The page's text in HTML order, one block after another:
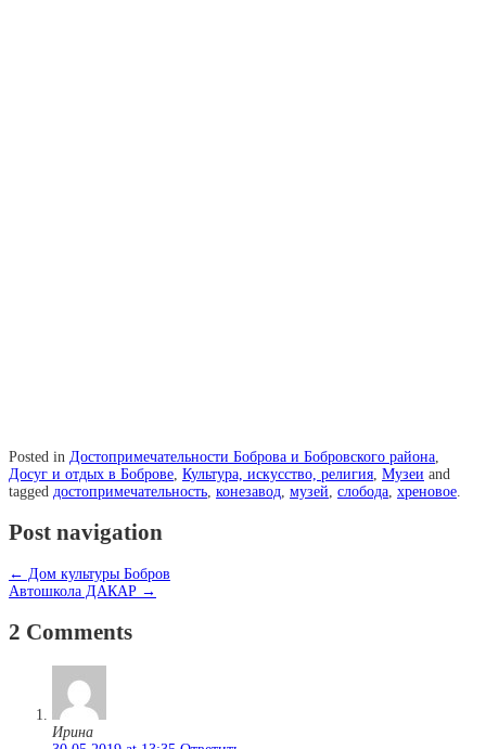
Posted in Достопримечательности Боброва и Бобровского района
Досуг и отдых в Боброве Культура, искусство, религия Музеи and
tagged достопримечательность конезавод музей слобода хреновое
Post navigation
← Дом культуры Бобров
Автошкола ДАКАР →
2 Comments
Ирина